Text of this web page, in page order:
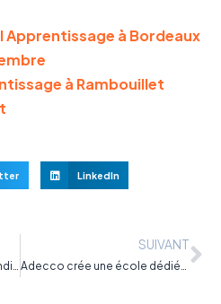
Apprentissage à Bordeaux
à Rambouillet
LinkedIn
Campagne alternance et handicap de l’Agefiph
SUIVANT
Adecco crée une école dédiée à l’alternance